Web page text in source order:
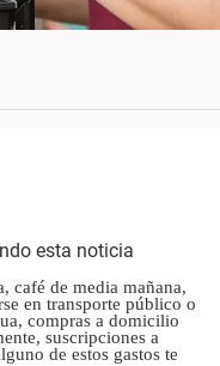
esta noticia
café de media mañana,
en transporte público o
compras a domicilio
suscripciones a
de estos gastos te